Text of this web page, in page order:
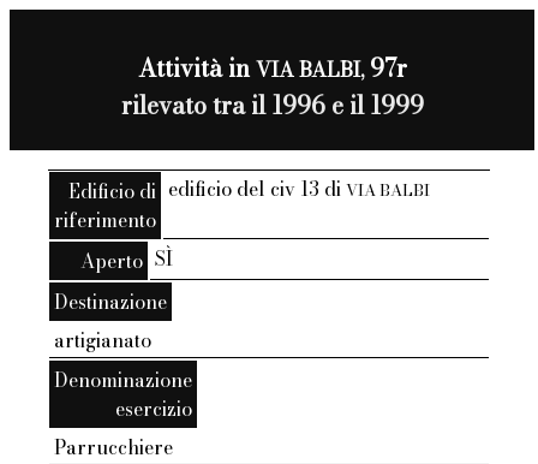
Attività inVIA BALBI,97r
rilevato tra il 1996 e il 1999
Edificio di
riferimento
edificio del civ 13 diVIA BALBI
Aperto SÌ
Destinazione
artigianato
Denominazione
esercizio
Parrucchiere